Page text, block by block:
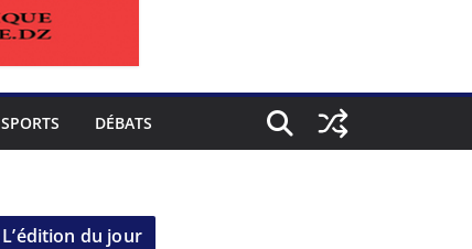
SPORTS DÉBATS
L’édition du jour